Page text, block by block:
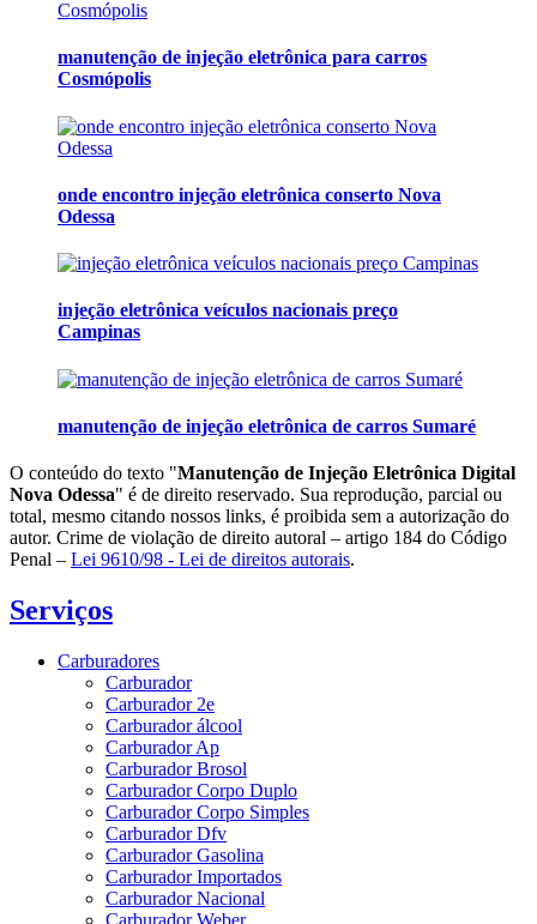
manutenção de injeção eletrônica para carros
Cosmópolis
onde encontro injeção eletrônica conserto Nova
Odessa
injeção eletrônica veículos nacionais preço
Campinas
manutenção de injeção eletrônica de carros Sumaré
O conteúdo do texto "Manutenção de Injeção Eletrônica Digital
Nova Odessa" é de direito reservado. Sua reprodução, parcial ou
total, mesmo citando nossos links, é proibida sem a autorização do
autor. Crime de violação de direito autoral – artigo 184 do Código
Penal – Lei 9610/98 - Lei de direitos autorais.
Serviços
Carburadores
Carburador
Carburador 2e
Carburador álcool
Carburador Ap
Carburador Brosol
Carburador Corpo Duplo
Carburador Corpo Simples
Carburador Dfv
Carburador Gasolina
Carburador Importados
Carburador Nacional
Carburador Weber